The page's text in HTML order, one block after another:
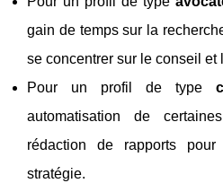
gain de temps sur la
se concentrer sur le conseil et
Pour un profil de type
automatisation de
rédaction de rapports
stratégie.